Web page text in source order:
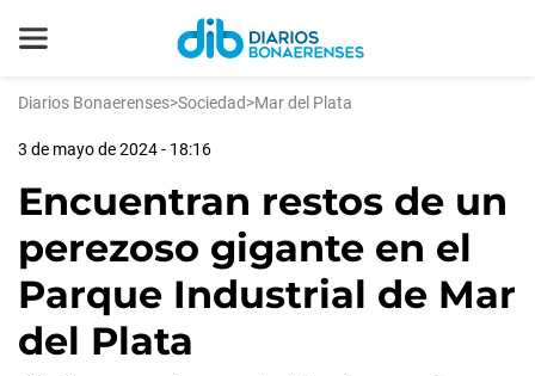
Diarios Bonaerenses>Sociedad>Mar del Plata
3 de mayo de 2024 - 18:16
Encuentran restos de un
perezoso gigante en el
Parque Industrial de Mar
del Plata